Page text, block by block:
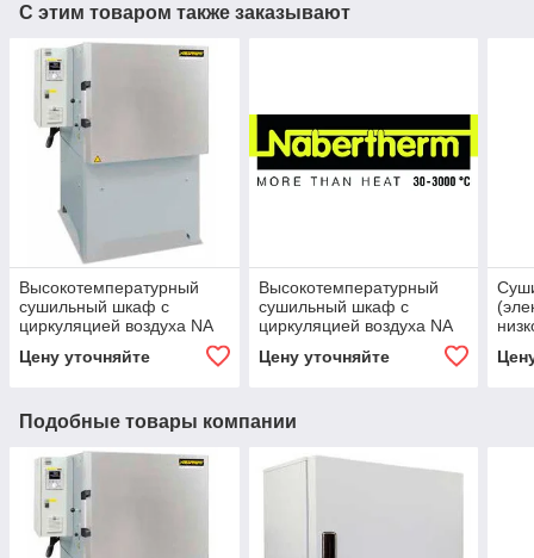
С этим товаром также заказывают
Высокотемпературный
сушильный шкаф с
циркуляцией воздуха NA
Цену уточняйте
Высокотемпературный
сушильный шкаф с
циркуляцией воздуха NA
Цену уточняйте
Подобные товары компании